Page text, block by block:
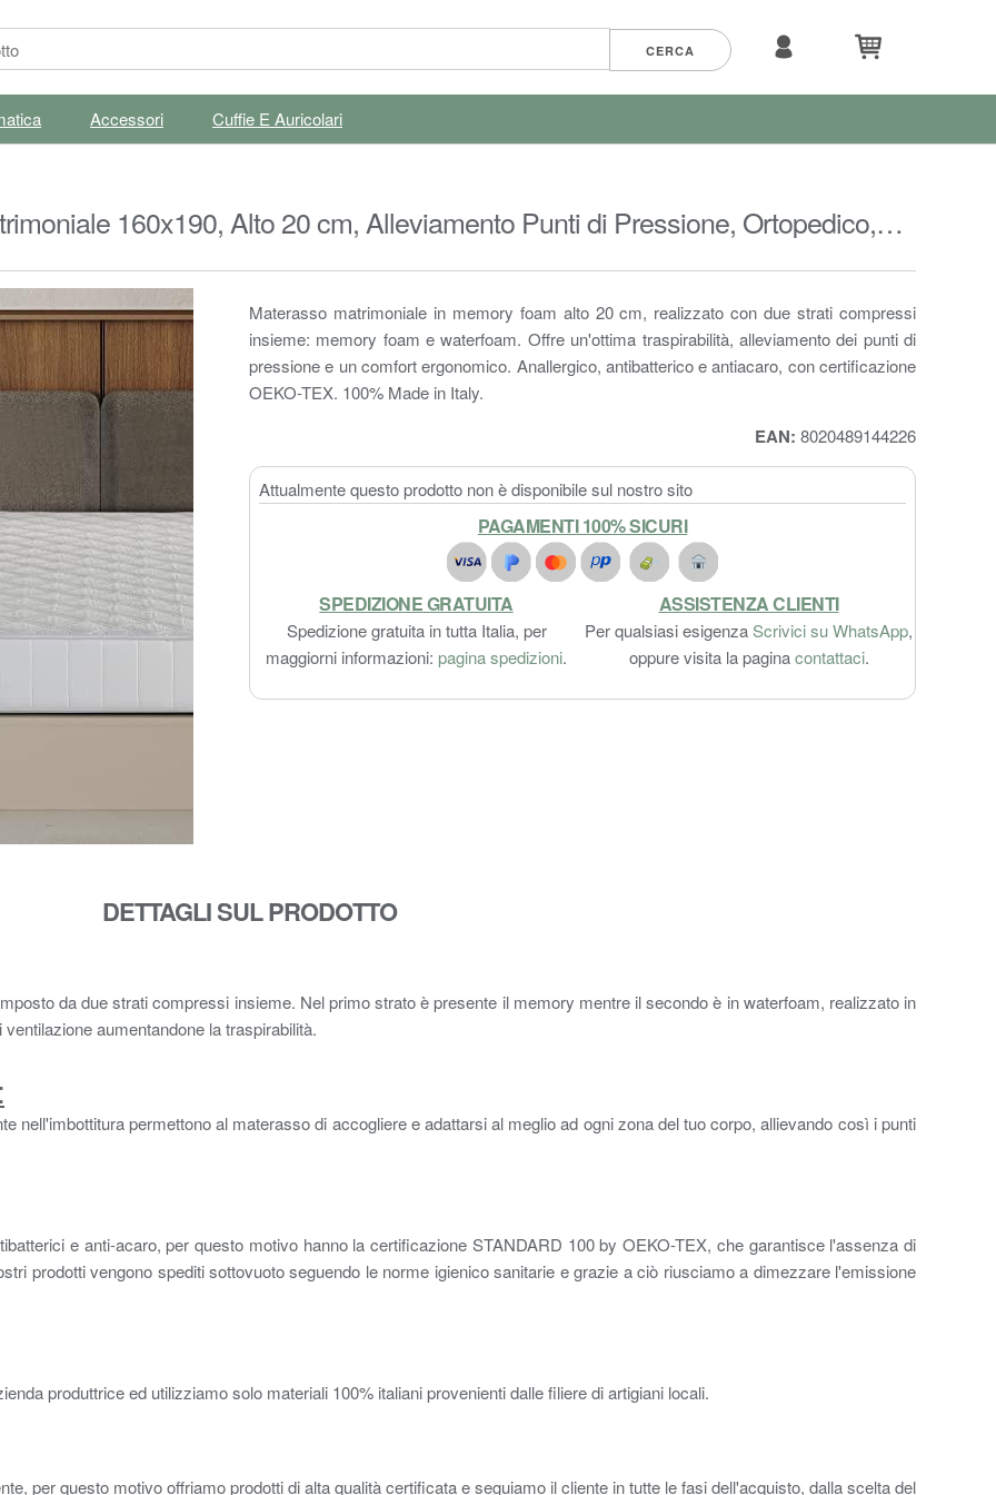
Accessori Cuffie E Auricolari
160x190, Alto 20 cm, Alleviamento Punti di Pressione, Ortopedico,
Materasso matrimoniale in memory foam alto 20 cm, realizzato con due strati compressi
insieme: memory foam e waterfoam. Offre un'ottima traspirabilità, alleviamento dei punti di
pressione e un comfort ergonomico. Anallergico, antibatterico e antiacaro, con certificazione
OEKO-TEX. 100% Made in Italy.
EAN: 8020489144226
Attualmente questo prodotto non è disponibile sul nostro sito
PAGAMENTI 100% SICURI
ASSISTENZA CLIENTI
Per qualsiasi esigenzaScrivici su WhatsApp,
oppure visita la paginacontattaci.
SPEDIZIONE GRATUITA
Spedizione gratuita in tutta Italia, per
maggiorni informazioni: pagina spedizioni.
DETTAGLI SUL PRODOTTO
da due strati compressi insieme. Nel primo strato è presente il memory mentre il secondo è in waterfoam, realizzato in
aumentandone la traspirabilità.
nell'imbottitura permettono al materasso di accogliere e adattarsi al meglio ad ogni zona del tuo corpo, allievando così i punti
e anti-acaro, per questo motivo hanno la certificazione STANDARD 100 by OEKO-TEX, che garantisce l'assenza di
prodotti vengono spediti sottovuoto seguendo le norme igienico sanitarie e grazie a ciò riusciamo a dimezzare l'emissione
produttrice ed utilizziamo solo materiali 100% italiani provenienti dalle filiere di artigiani locali.
per questo motivo offriamo prodotti di alta qualità certificata e seguiamo il cliente in tutte le fasi dell'acquisto, dalla scelta del